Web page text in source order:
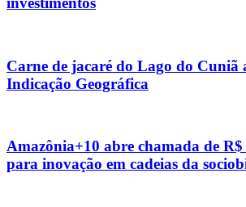
Carne de jacaré do Lago do Cuniã
Indicação Geográfica
Amazônia+10 abre chamada de R$
para inovação em cadeias da